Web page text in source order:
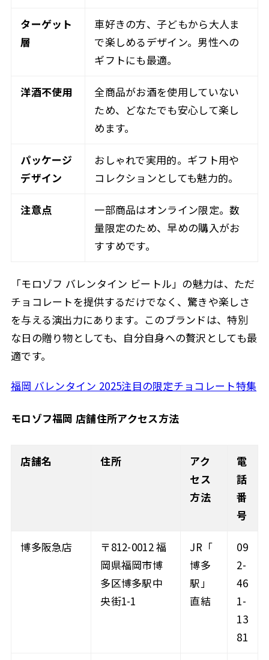
ターゲット
層
車好きの方、子どもから大人ま
で楽しめるデザイン。男性への
ギフトにも最適。
洋酒不使用
全商品がお酒を使用していない
ため、どなたでも安心して楽し
めます。
パッケージ
デザイン
おしゃれで実用的。ギフト用や
コレクションとしても魅力的。
注意点
一部商品はオンライン限定。数
量限定のため、早めの購入がお
すすめです。
「モロゾフ バレンタイン ビートル」の魅力は、ただ
チョコレートを提供するだけでなく、驚きや楽しさ
を与える演出力にあります。このブランドは、特別
な日の贈り物としても、自分自身への贅沢としても最
適です。
福岡 バレンタイン 2025注目の限定チョコレート特集
モロゾフ福岡 店舗住所アクセス方法
店舗名 住所
アク
セス
方法
電
話
番
号
博多阪急店
〒812-0012 福
岡県福岡市博
多区博多駅中
央街1-1
JR「
博多
駅」
直結
09
2-
46
1-
13
81